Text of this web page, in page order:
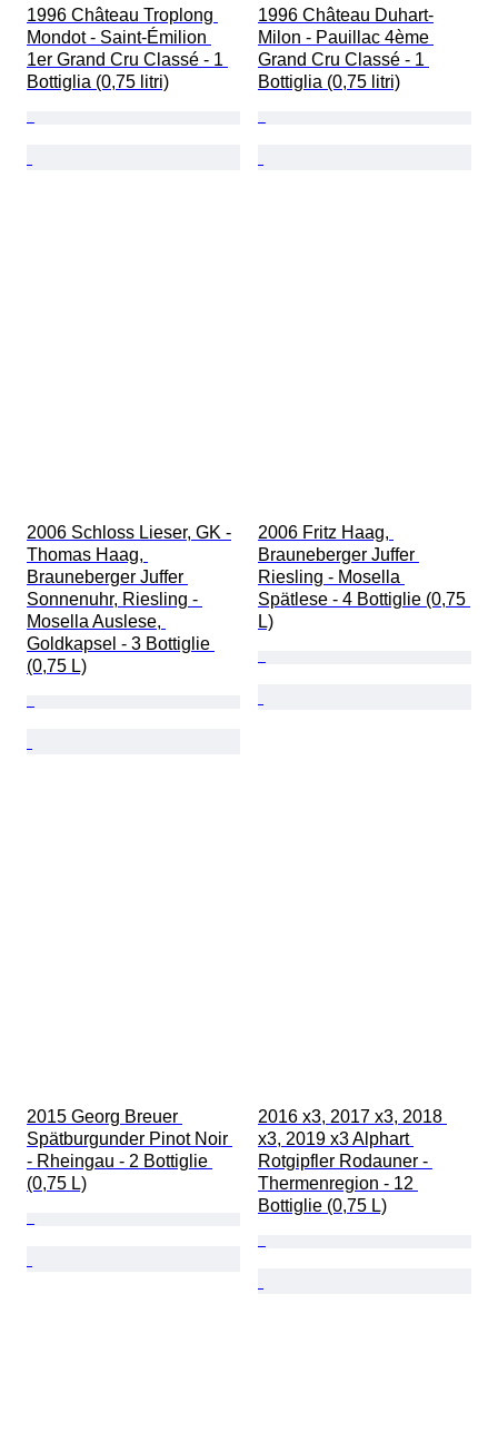
1996 Château Troplong
Mondot - Saint-Émilion
1er Grand Cru Classé - 1
Bottiglia (0,75 litri)
1996 Château Duhart-
Milon - Pauillac 4ème
Grand Cru Classé - 1
Bottiglia (0,75 litri)
2006 Schloss Lieser, GK -
Thomas Haag,
Brauneberger Juffer
Sonnenuhr, Riesling -
Mosella Auslese,
Goldkapsel - 3 Bottiglie
(0,75 L)
2006 Fritz Haag,
Brauneberger Juffer
Riesling - Mosella
Spätlese - 4 Bottiglie (0,75
L)
2015 Georg Breuer
Spätburgunder Pinot Noir
- Rheingau - 2 Bottiglie
(0,75 L)
2016 x3, 2017 x3, 2018
x3, 2019 x3 Alphart
Rotgipfler Rodauner -
Thermenregion - 12
Bottiglie (0,75 L)